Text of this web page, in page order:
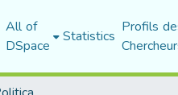
All of
DSpace Statistics Profils